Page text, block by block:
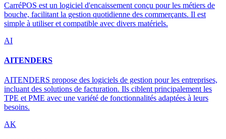
CarréPOS est un logiciel d'encaissement conçu pour les métiers de
bouche, facilitant la gestion quotidienne des commerçants. Il est
simple à utiliser et compatible avec divers matériels.
AI
AITENDERS
AITENDERS propose des logiciels de gestion pour les entreprises,
incluant des solutions de facturation. Ils ciblent principalement les
TPE et PME avec une variété de fonctionnalités adaptées à leurs
besoins.
AK